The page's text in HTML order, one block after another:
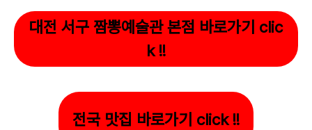
대전 서구 짬뽕예술관 본점 바로가기 clic
k !!
전국 맛집 바로가기 click !!